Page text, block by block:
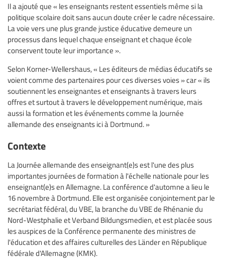
Il a ajouté que « les enseignants restent essentiels même si la
politique scolaire doit sans aucun doute créer le cadre nécessaire.
La voie vers une plus grande justice éducative demeure un
processus dans lequel chaque enseignant et chaque école
conservent toute leur importance ».
Selon Korner-Wellershaus, « Les éditeurs de médias éducatifs se
voient comme des partenaires pour ces diverses voies » car « ils
soutiennent les enseignantes et enseignants à travers leurs
offres et surtout à travers le développement numérique, mais
aussi la formation et les événements comme la Journée
allemande des enseignants ici à Dortmund. »
Contexte
La Journée allemande des enseignant(e)s est l'une des plus
importantes journées de formation à l'échelle nationale pour les
enseignant(e)s en Allemagne. La conférence d'automne a lieu le
16 novembre à Dortmund. Elle est organisée conjointement par le
secrétariat fédéral, du VBE, la branche du VBE de Rhénanie du
Nord-Westphalie et Verband Bildungsmedien, et est placée sous
les auspices de la Conférence permanente des ministres de
l'éducation et des affaires culturelles des Länder en République
fédérale d'Allemagne (KMK).